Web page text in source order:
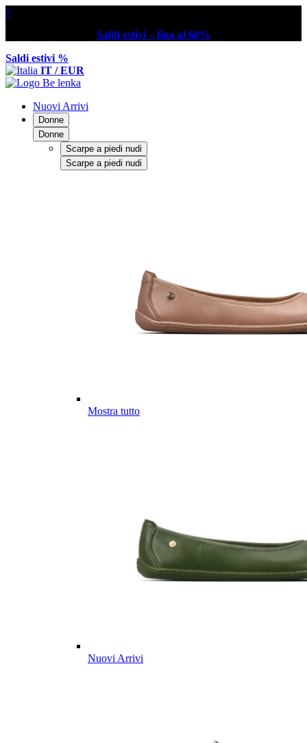
×
Saldi estivi – fino al 60%
Saldi estivi %
IT / EUR
Nuovi Arrivi
Donne
Donne
Scarpe a piedi nudi
Scarpe a piedi nudi
Mostra tutto
Nuovi Arrivi